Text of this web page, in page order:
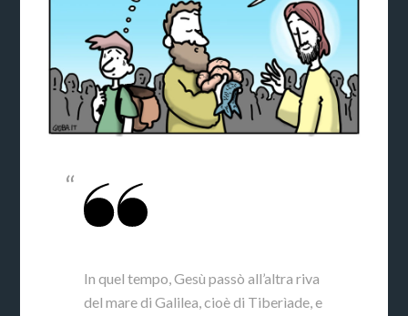
In quel tempo, Gesù passò all’altra riva
del mare di Galilea, cioè di Tiberìade, e